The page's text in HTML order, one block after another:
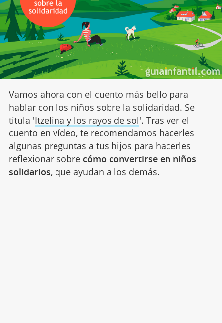
Vamos ahora con el cuento más bello para
hablar con los niños sobre la solidaridad. Se
titula 'Itzelina y los rayos de sol'. Tras ver el
cuento en vídeo, te recomendamos hacerles
algunas preguntas a tus hijos para hacerles
reflexionar sobre cómo convertirse en niños
solidarios, que ayudan a los demás.